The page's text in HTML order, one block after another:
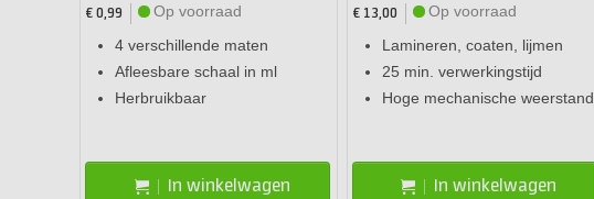
€ 0,99
Op voorraad
4 verschillende maten
Afleesbare schaal in ml
Herbruikbaar
In winkelwagen
€ 13,00
Op voorraad
Lamineren, coaten, lijmen
25 min. verwerkingstijd
Hoge mechanische weerstand
In winkelwagen